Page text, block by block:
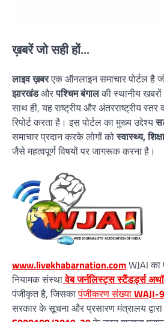
ख़बरें जो सही हों...
लाइव ख़बरएक ऑनलाइन समाचार पोर्टल है
झारखंडऔरपश्चिम बंगालकी स्थानीय
साथ ही, यह राष्ट्रीय और अंतरराष्ट्रीय स्तर
रिपोर्ट करता है। इस पोर्टल का मुख्य उद्देश्य
समाचार प्रदान करके लोगों कोस्वास्थ्य,
जैसे महत्वपूर्ण विषयों पर जागरूक करना है।
www.livekhabarnation.comWJAI
नियामक संस्थावेब जर्नलिस्ट्स स्टैंडर्ड्स
पंजीकृत है, जिसकापंजीकरण संख्याWAJI-
सरकार के सूचना और प्रसारण मंत्रालय द्वारा